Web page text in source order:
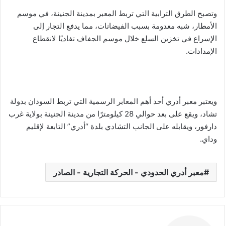
وتصبح الطرق الترابية التي تربط المعبر بمدينة الجنينة، في موسم
الأمطار، شبه معدومة بسبب الفيضانات، مما يدفع التجار إلى
الإسراع في تخزين السلع خلال موسم الجفاف تفاديًا لانقطاع
الإمدادات.
ويعتبر معبر أدري أحد أهم المعابر الرسمية التي تربط السودان بدولة
تشاد، ويقع على بعد حوالي 28 كيلومترًا من مدينة الجنينة بولاية غرب
دارفور، ويقابله على الجانب التشادي بلدة “أدري” التابعة لإقليم
وداي.
معبر أدري الحدودي - الحركة التجارية - الصادر